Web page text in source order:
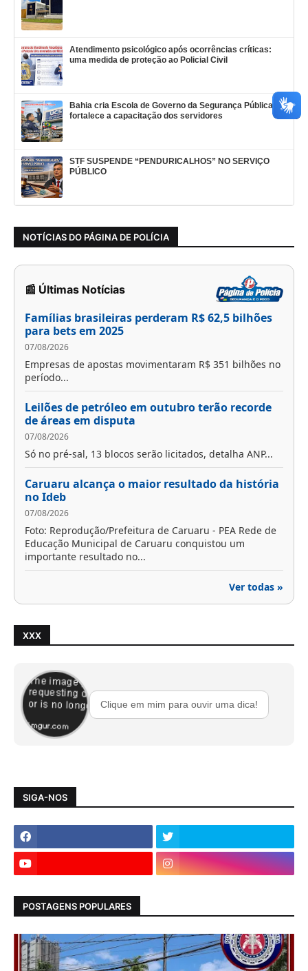
Atendimento psicológico após ocorrências críticas:
uma medida de proteção ao Policial Civil
Bahia cria Escola de Governo da Segurança Pública e
fortalece a capacitação dos servidores
STF SUSPENDE “PENDURICALHOS” NO SERVIÇO
PÚBLICO
NOTÍCIAS DO PÁGINA DE POLÍCIA
📰 Últimas Notícias
Famílias brasileiras perderam R$ 62,5 bilhões
para bets em 2025
07/08/2026
Empresas de apostas movimentaram R$ 351 bilhões no
período...
Leilões de petróleo em outubro terão recorde
de áreas em disputa
07/08/2026
Só no pré-sal, 13 blocos serão licitados, detalha ANP...
Caruaru alcança o maior resultado da história
no Ideb
07/08/2026
Foto: Reprodução/Prefeitura de Caruaru - PEA Rede de
Educação Municipal de Caruaru conquistou um
importante resultado no...
Ver todas »
XXX
Clique em mim para ouvir uma dica!
SIGA-NOS
POSTAGENS POPULARES